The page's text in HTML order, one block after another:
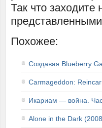
Так что заходите
Похожее:
Создавая Blueberry
Carmageddon:
Икариам — война.
Alone in the Dark